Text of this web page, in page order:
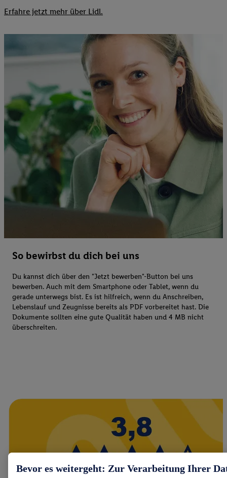
Erfahre jetzt mehr über Lidl.
So bewirbst du dich bei uns
Du kannst dich über den "Jetzt bewerben"-Button bei uns
bewerben. Auch mit dem Smartphone oder Tablet, wenn du
gerade unterwegs bist. Es ist hilfreich, wenn du Anschreiben,
Lebenslauf und Zeugnisse bereits als PDF vorbereitet hast. Die
Dokumente sollten eine gute Qualität haben und 4 MB nicht
überschreiten.
Bevor es weitergeht: Zur Verarbeitung Ihrer